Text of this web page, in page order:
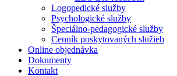
Logopedické služby
Psychologické služby
Špeciálno-pedagogické služby
Cenník poskytovaných služieb
Online objednávka
Dokumenty
Kontakt